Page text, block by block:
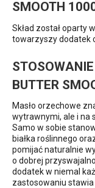
SMOOTH
Skład został oparty
towarzyszy dodatek
BUTTER
Masło orzechowe
wytrawnymi, ale i na
Samo w sobie
białka roślinnego
pomijać naturalnie
o dobrej
dodatek w niemal
zastosowaniu stawia